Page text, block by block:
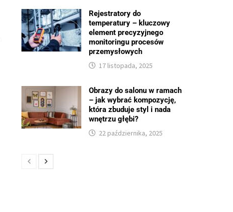
Rejestratory do
temperatury – kluczowy
element precyzyjnego
monitoringu procesów
przemysłowych
17 listopada, 2025
Obrazy do salonu w ramach
– jak wybrać kompozycję,
która zbuduje styl i nada
wnętrzu głębi?
22 października, 2025